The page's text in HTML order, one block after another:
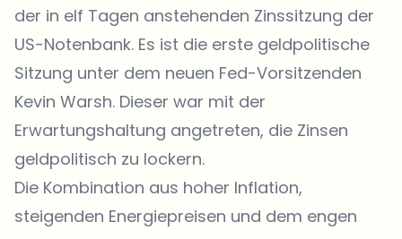
der in elf Tagen anstehenden Zinssitzung der
US-Notenbank. Es ist die erste geldpolitische
Sitzung unter dem neuen Fed-Vorsitzenden
Kevin Warsh. Dieser war mit der
Erwartungshaltung angetreten, die Zinsen
geldpolitisch zu lockern.
Die Kombination aus hoher Inflation,
steigenden Energiepreisen und dem engen